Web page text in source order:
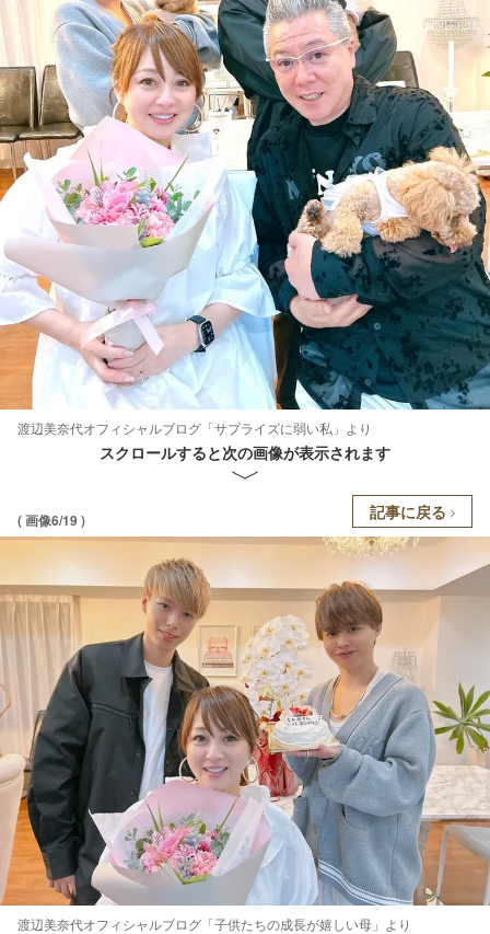
渡辺美奈代オフィシャルブログ「サプライズに弱い私」より
スクロールすると次の画像が表示されます
( 画像6/19 ) 記事に戻る
渡辺美奈代オフィシャルブログ「子供たちの成長が嬉しい母」より